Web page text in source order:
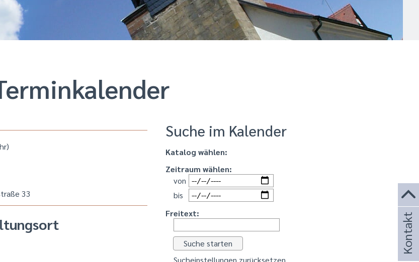
Suche im Kalender
Katalog wählen:
Zeitraum wählen:
von
bis
Freitext:
Sucheinstellungen zurücksetzen
33
Kontakt